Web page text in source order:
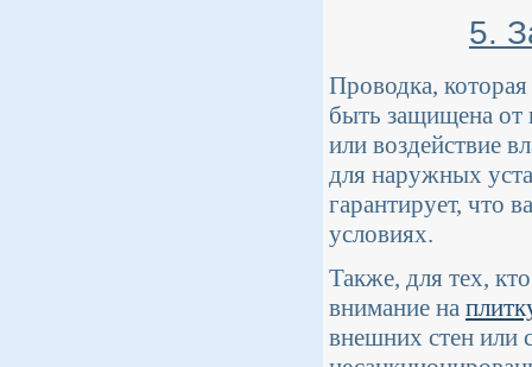
5.
Проводка,
быть защищена от
или воздействие
для наружных
гарантирует, что
условиях.
Также, для тех,
внимание на
внешних стен или